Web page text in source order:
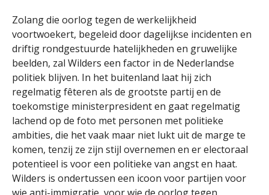
Zolang die oorlog tegen de werkelijkheid
voortwoekert, begeleid door dagelijkse incidenten en
driftig rondgestuurde hatelijkheden en gruwelijke
beelden, zal Wilders een factor in de Nederlandse
politiek blijven. In het buitenland laat hij zich
regelmatig fêteren als de grootste partij en de
toekomstige ministerpresident en gaat regelmatig
lachend op de foto met personen met politieke
ambities, die het vaak maar niet lukt uit de marge te
komen, tenzij ze zijn stijl overnemen en er electoraal
potentieel is voor een politieke van angst en haat.
Wilders is ondertussen een icoon voor partijen voor
wie anti-immigratie, voor wie de oorlog tegen